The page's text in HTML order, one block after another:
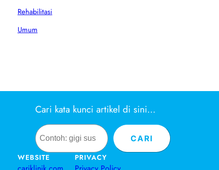
Rehabilitasi
Umum
Cari kata kunci artikel di sini…
Search
CARI
WEBSITE
PRIVACY